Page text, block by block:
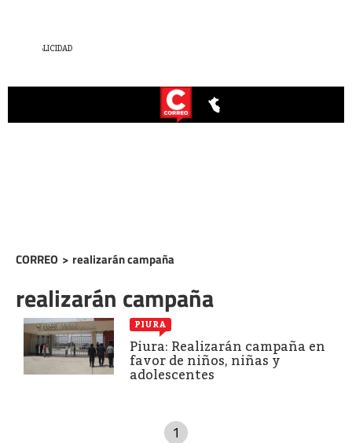
CORREO > realizarán campaña
realizarán campaña
PIURA
Piura: Realizarán campaña en
favor de niños, niñas y
adolescentes
1